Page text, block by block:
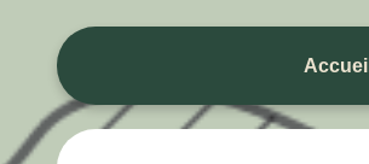
Accueil